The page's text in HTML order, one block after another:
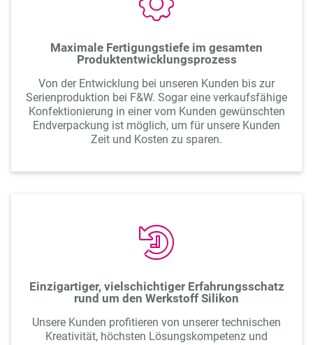
Maximale Fertigungstiefe im gesamten
Produktentwicklungsprozess
Von der Entwicklung bei unseren Kunden bis zur
Serienproduktion bei F&W. Sogar eine verkaufsfähige
Konfektionierung in einer vom Kunden gewünschten
Endverpackung ist möglich, um für unsere Kunden
Zeit und Kosten zu sparen.
Einzigartiger, vielschichtiger Erfahrungsschatz
rund um den Werkstoff Silikon
Unsere Kunden profitieren von unserer technischen
Kreativität, höchsten Lösungskompetenz und